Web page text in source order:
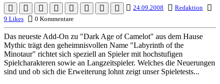
24.09.2008
Redaktion
9 Likes
0 Kommentare
Das neueste Add-On zu "Dark Age of Camelot" aus dem Hause
Mythic trägt den geheimnisvollen Name "Labyrinth of the
Minotaur" richtet sich speziell an Spieler mit hochstufigen
Spielcharakteren sowie an Langzeitspieler. Welches die Neuerungen
sind und ob sich die Erweiterung lohnt zeigt unser Spieletests...